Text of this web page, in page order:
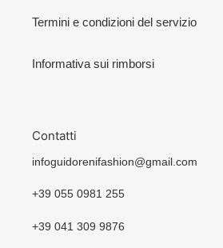
Termini e condizioni del servizio
Informativa sui rimborsi
Contatti
infoguidorenifashion@gmail.com
+39 055 0981 255
+39 041 309 9876